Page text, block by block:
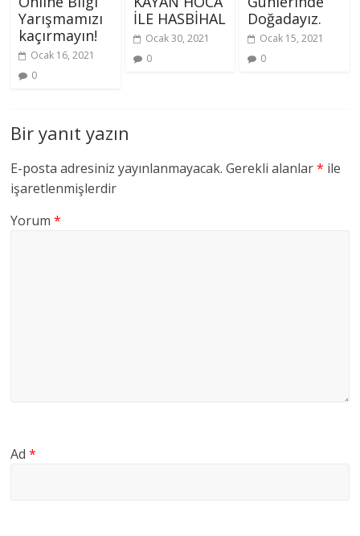
Yarışmamızı
kaçırmayın!
Ocak 16, 2021
0
İLE HASBİHAL
Ocak 30, 2021
0
Doğadayız.
Ocak 15, 2021
0
Bir yanıt yazın
E-posta adresiniz yayınlanmayacak. Gerekli alanlar* ile
işaretlenmişlerdir
Yorum*
Ad*